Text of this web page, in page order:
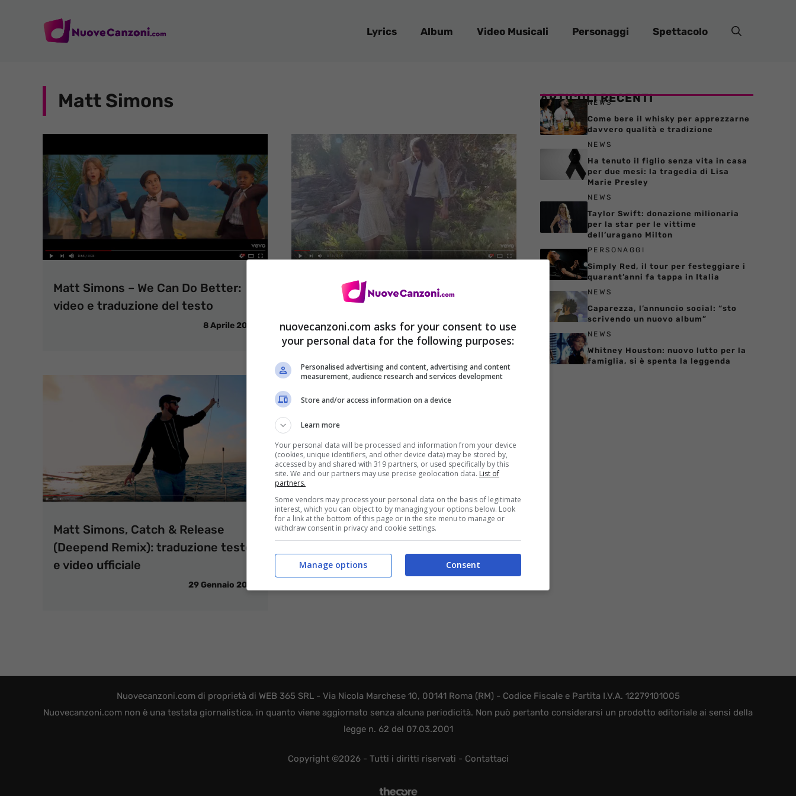
Lyrics Album Video Musicali Personaggi Spettacolo
Matt Simons
Matt Simons – We Can Do Better:
video e traduzione del testo
8 Aprile 2018
Matt Simons & il singolo Lose
Control: video, testo e traduzione
21 Ottobre 2016
Matt Simons, Catch & Release
(Deepend Remix): traduzione testo
e video ufficiale
29 Gennaio 2016
ARTICOLI RECENTI
NEWS
Come bere il whisky per apprezzarne
davvero qualità e tradizione
NEWS
Ha tenuto il figlio senza vita in casa
per due mesi: la tragedia di Lisa
Marie Presley
NEWS
Taylor Swift: donazione milionaria
per la star per le vittime
dell’uragano Milton
PERSONAGGI
Simply Red, il tour per festeggiare i
quarant’anni fa tappa in Italia
NEWS
Caparezza, l’annuncio social: “sto
scrivendo un nuovo album”
NEWS
Whitney Houston: nuovo lutto per la
famiglia, si è spenta la leggenda
Nuovecanzoni.com di proprietà di WEB 365 SRL - Via Nicola Marchese 10, 00141 Roma (RM) - Codice Fiscale e Partita I.V.A. 12279101005
Nuovecanzoni.com non è una testata giornalistica, in quanto viene aggiornato senza alcuna periodicità. Non può pertanto considerarsi un prodotto editoriale ai sensi della
legge n. 62 del 07.03.2001
Copyright ©2026 - Tutti i diritti riservati - Contattaci
nuovecanzoni.com asks for your consent to use
your personal data for the following purposes:
Personalised advertising and content, advertising and content
measurement, audience research and services development
Store and/or access information on a device
Learn more
Your personal data will be processed and information from your device
(cookies, unique identifiers, and other device data) may be stored by,
accessed by and shared with 319 partners, or used specifically by this
site. We and our partners may use precise geolocation data. List of
partners.
Some vendors may process your personal data on the basis of legitimate
interest, which you can object to by managing your options below. Look
for a link at the bottom of this page or in the site menu to manage or
withdraw consent in privacy and cookie settings.
Consent
Manage options